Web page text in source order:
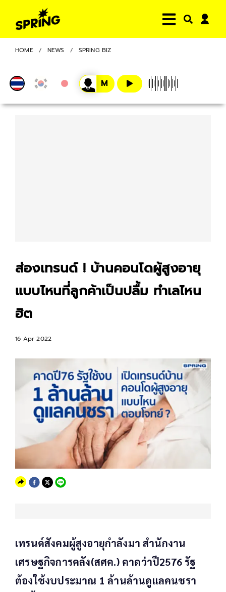
HOME NEWS SPRING BIZ
ส่องเทรนด์ ! บ้านคอนโดผู้สูงอายุ
แบบไหนที่ลูกค้าเป็นปลื้ม ทำเลไหน
ฮิต
16 Apr 2022
เทรนด์สังคมผู้สูงอายุกำลังมา สำนักงาน
เศรษฐกิจการคลัง(สศค.) คาดว่าปี2576 รัฐ
ต้องใช้งบประมาณ 1 ล้านล้านดูแลคนชรา